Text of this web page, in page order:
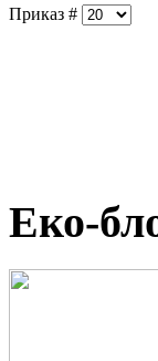
Приказ #
Еко-